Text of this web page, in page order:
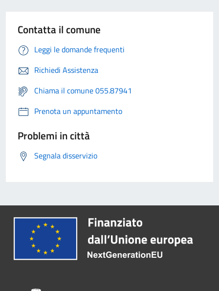
Contatta il comune
Leggi le domande frequenti
Richiedi Assistenza
Chiama il comune 055.87941
Prenota un appuntamento
Problemi in città
Segnala disservizio